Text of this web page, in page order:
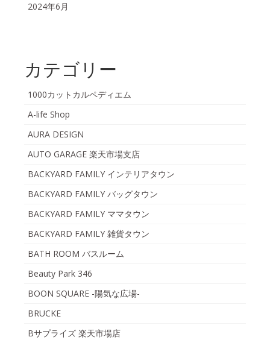
2024年6月
カテゴリー
1000カットカルペディエム
A-life Shop
AURA DESIGN
AUTO GARAGE 楽天市場支店
BACKYARD FAMILY インテリアタウン
BACKYARD FAMILY バッグタウン
BACKYARD FAMILY ママタウン
BACKYARD FAMILY 雑貨タウン
BATH ROOM バスルーム
Beauty Park 346
BOON SQUARE -陽気な広場-
BRUCKE
Bサプライズ 楽天市場店